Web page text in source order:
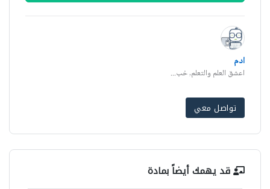
ادم
اعشق العلم والتعلم, خب...
تواصل معي
قد يهمك أيضاً بمادة